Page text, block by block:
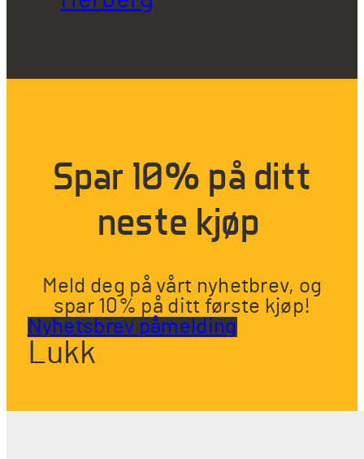
Spar 10% på ditt
neste kjøp
Meld deg på vårt nyhetbrev, og
spar 10% på ditt første kjøp!
Nyhetsbrev påmelding
Lukk